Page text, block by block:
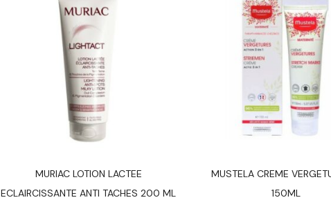
MURIAC LOTION LACTEE
ECLAIRCISSANTE ANTI TACHES 200 ML
MUSTELA CREME
150ML